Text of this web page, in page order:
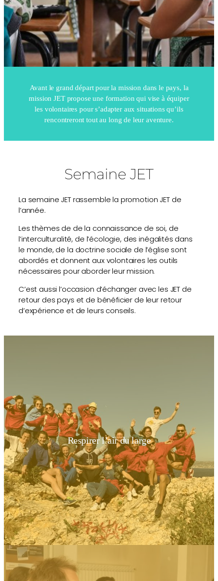
Avant le grand départ pour la mission dans le pays, la
mission JET propose une formation qui vise à équiper
les volontaires pour s’adapter aux situations qu’ils
rencontreront tout au long de leur aventure.
Semaine JET
La semaine JET rassemble la promotion JET de
l’année.
Les thèmes de de la connaissance de soi, de
l’interculturalité, de l’écologie, des inégalités dans
le monde, de la doctrine sociale de l’église sont
abordés et donnent aux volontaires les outils
nécessaires pour aborder leur mission.
C’est aussi l’occasion d’échanger avec les JET de
retour des pays et de bénéficier de leur retour
d’expérience et de leurs conseils.
Respirer l’air du large